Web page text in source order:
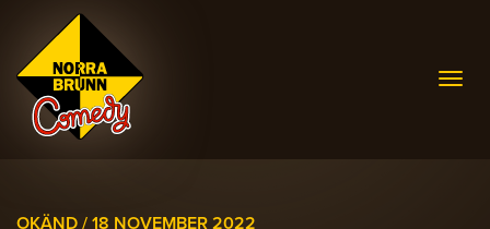
OKÄND / 18 NOVEMBER 2022